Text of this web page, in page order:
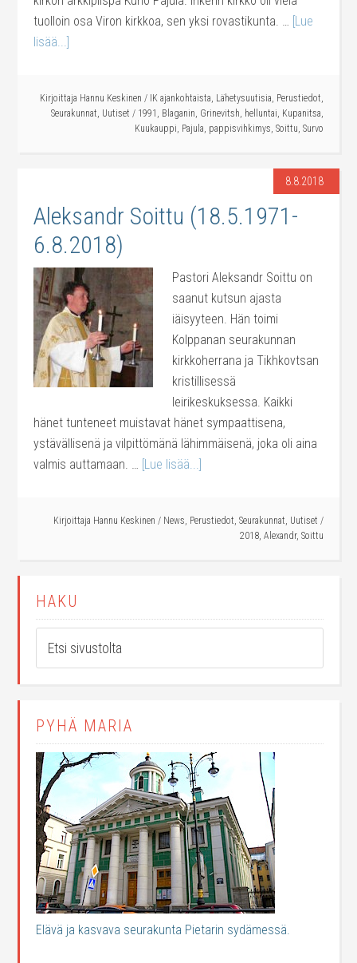
tuolloin osa Viron kirkkoa, sen yksi rovastikunta. … [Lue
lisää...]
Kirjoittaja Hannu Keskinen / IK ajankohtaista, Lähetysuutisia, Perustiedot,
Seurakunnat, Uutiset / 1991 , Blaganin, Grinevitsh, helluntai, Kupanitsa,
Kuukauppi, Pajula, pappisvihkimys, Soittu, Survo
8.8.2018
Aleksandr Soittu (18.5.1971-
6.8.2018)
Pastori Aleksandr Soittu on
saanut kutsun ajasta
iäisyyteen. Hän toimi
Kolppanan seurakunnan
kirkkoherrana ja Tikhkovtsan
kristillisessä
leirikeskuksessa. Kaikki
hänet tunteneet muistavat hänet sympaattisena,
ystävällisenä ja vilpittömänä lähimmäisenä, joka oli aina
valmis auttamaan. … [Lue lisää...]
Kirjoittaja Hannu Keskinen / News, Perustiedot, Seurakunnat, Uutiset /
2018, Alexandr, Soittu
HAKU
PYHÄ MARIA
Elävä ja kasvava seurakunta Pietarin sydämessä.